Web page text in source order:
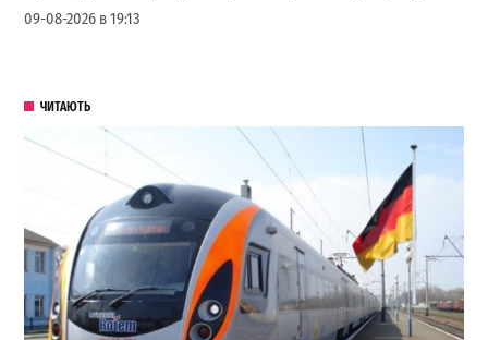
09-08-2026 в 19:13
ЧИТАЮТЬ